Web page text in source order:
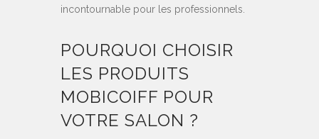
incontournable pour les professionnels.
POURQUOI CHOISIR
LES PRODUITS
MOBICOIFF POUR
VOTRE SALON ?